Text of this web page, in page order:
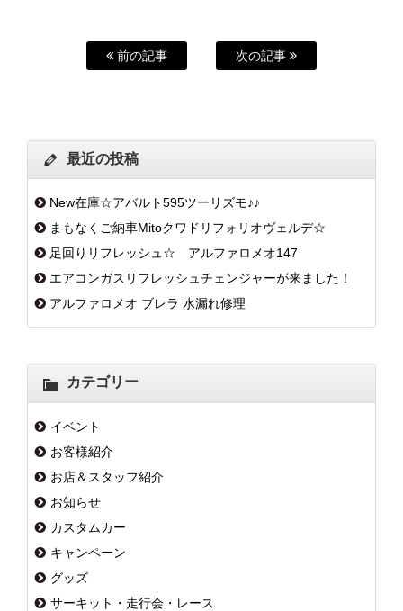
前の記事 次の記事
最近の投稿
New在庫☆アバルト595ツーリズモ♪♪
まもなくご納車Mitoクワドリフォリオヴェルデ☆
足回りリフレッシュ☆ アルファロメオ147
エアコンガスリフレッシュチェンジャーが来ました！
アルファロメオ ブレラ 水漏れ修理
カテゴリー
イベント
お客様紹介
お店＆スタッフ紹介
お知らせ
カスタムカー
キャンペーン
グッズ
サーキット・走行会・レース